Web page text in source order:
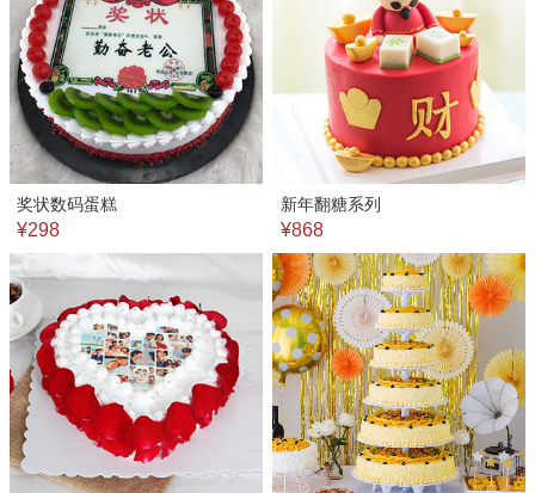
奖状数码蛋糕
¥298
新年翻糖系列
¥868